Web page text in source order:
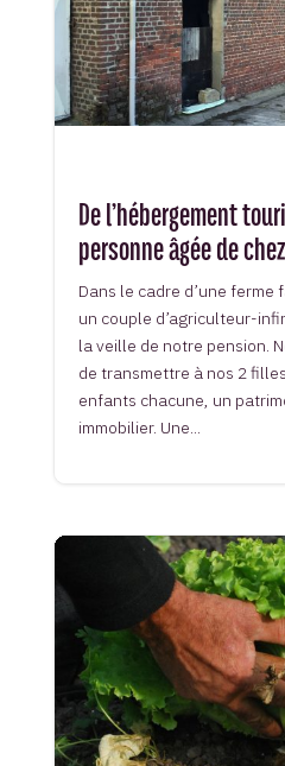
De l’hébergement
personne âgée de
Dans le cadre d’une ferme
un couple d’agriculteur-
la veille de notre pension.
de transmettre à nos 2
enfants chacune, un
immobilier. Une...